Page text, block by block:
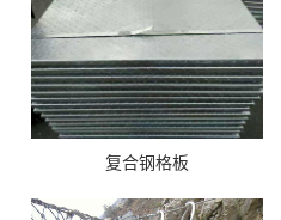
复合钢格板